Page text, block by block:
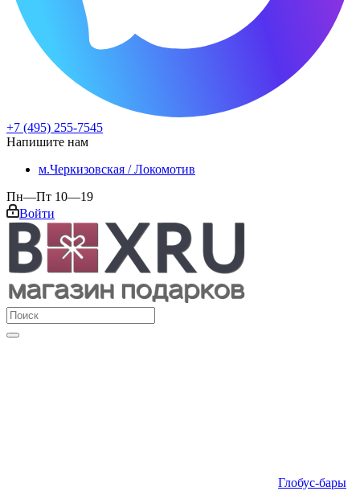
+7 (495) 255-7545
Напишите нам
м.Черкизовская / Локомотив
Пн—Пт 10—19
Войти
Глобус-бары